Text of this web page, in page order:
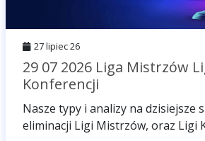
27 lipiec 26
29 07 2026 Liga Mistrzów
Konferencji
Nasze typy i analizy na dzisiejsze
eliminacji Ligi Mistrzów, oraz Ligi